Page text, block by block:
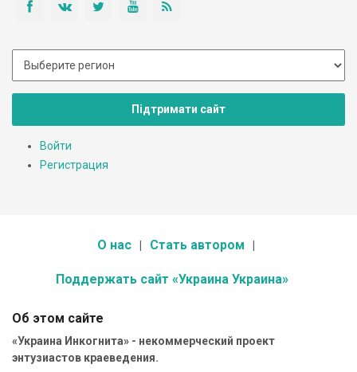
Підтримати сайт
Войти
Регистрация
О нас Стать автором
Поддержать сайт «Украина Украина»
Об этом сайте
«Украина Инкогнита» - некоммерческий проект
энтузиастов краеведения.